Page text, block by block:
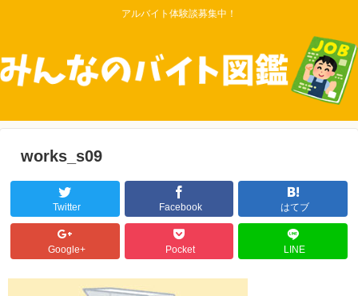
アルバイト体験談募集中！
works_s09
Twitter Facebook はてブ
Google+ Pocket LINE